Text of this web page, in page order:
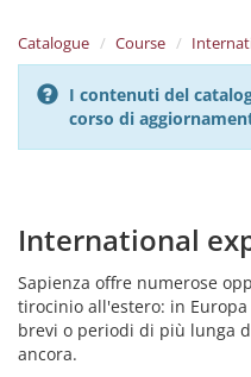
Catalogue Course
I contenuti del
corso di
International
Sapienza offre numerose
tirocinio all'estero: in
brevi o periodi di più lunga
ancora.